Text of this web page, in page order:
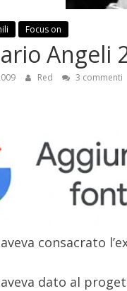
Focus on
Angeli
Red 3 commenti
consacrato
dato al